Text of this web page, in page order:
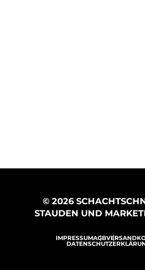
© 2026
STAUDEN UND
IMPRESSUMAGB